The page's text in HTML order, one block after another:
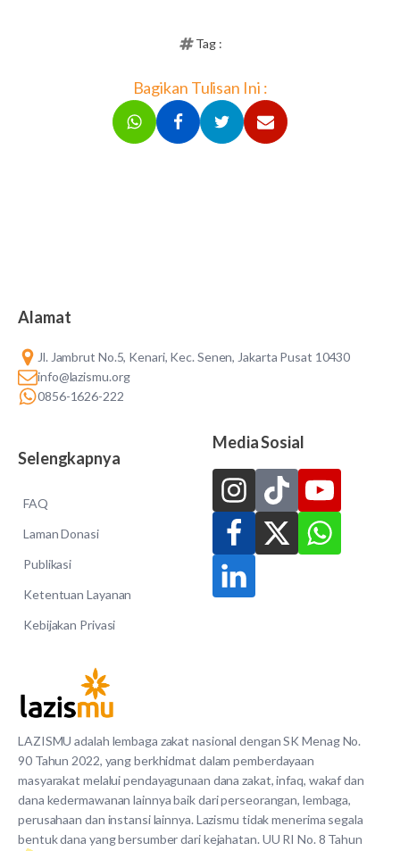
Tag :
Bagikan Tulisan Ini :
LAZISMU adalah lembaga zakat nasional dengan SK Menag No.
90 Tahun 2022, yang berkhidmat dalam pemberdayaan
masyarakat melalui pendayagunaan dana zakat, infaq, wakaf dan
dana kedermawanan lainnya baik dari perseorangan, lembaga,
perusahaan dan instansi lainnya. Lazismu tidak menerima segala
bentuk dana yang bersumber dari kejahatan. UU RI No. 8 Tahun
Alamat
Jl. Jambrut No.5, Kenari, Kec. Senen, Jakarta Pusat 10430
info@lazismu.org
0856-1626-222
Selengkapnya
FAQ
Laman Donasi
Publikasi
Ketentuan Layanan
Kebijakan Privasi
Media Sosial